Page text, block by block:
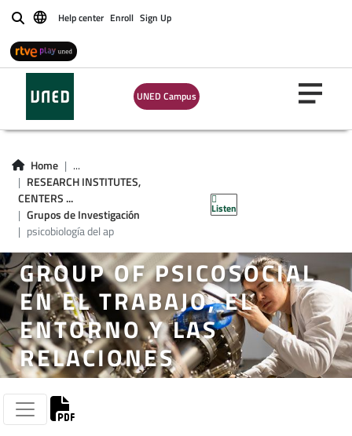
BuscarHelp center Enroll Sign Up
UNED Campus
Home
...
RESEARCH INSTITUTES,
CENTERS ...
Grupos de Investigación
psicobiología del ap
Listen
GROUP OF PSICOSOCIAL
EN EL TRABAJO, EL
ENTORNO Y LAS
RELACIONES